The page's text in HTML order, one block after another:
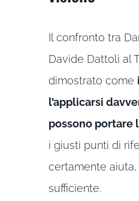
Il confronto tra
Davide Dattoli al
dimostrato come
l’applicarsi
possono portare
i giusti punti di
certamente aiuta,
sufficiente.